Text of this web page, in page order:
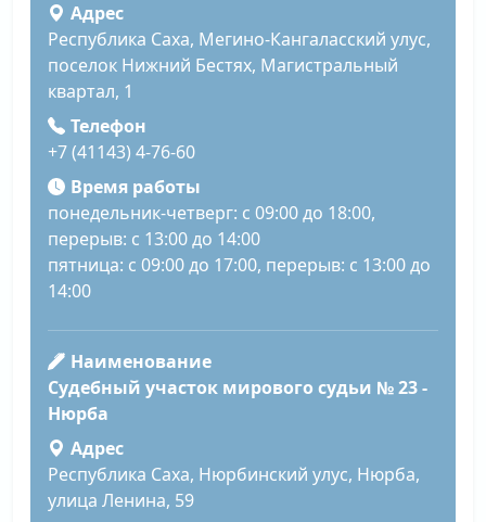
Адрес
Республика Саха, Мегино-Кангаласский улус,
поселок Нижний Бестях, Магистральный
квартал, 1
Телефон
+7 (41143) 4-76-60
Время работы
понедельник-четверг: с 09:00 до 18:00,
перерыв: с 13:00 до 14:00
пятница: с 09:00 до 17:00, перерыв: с 13:00 до
14:00
Наименование
Судебный участок мирового судьи № 23 -
Нюрба
Адрес
Республика Саха, Нюрбинский улус, Нюрба,
улица Ленина, 59